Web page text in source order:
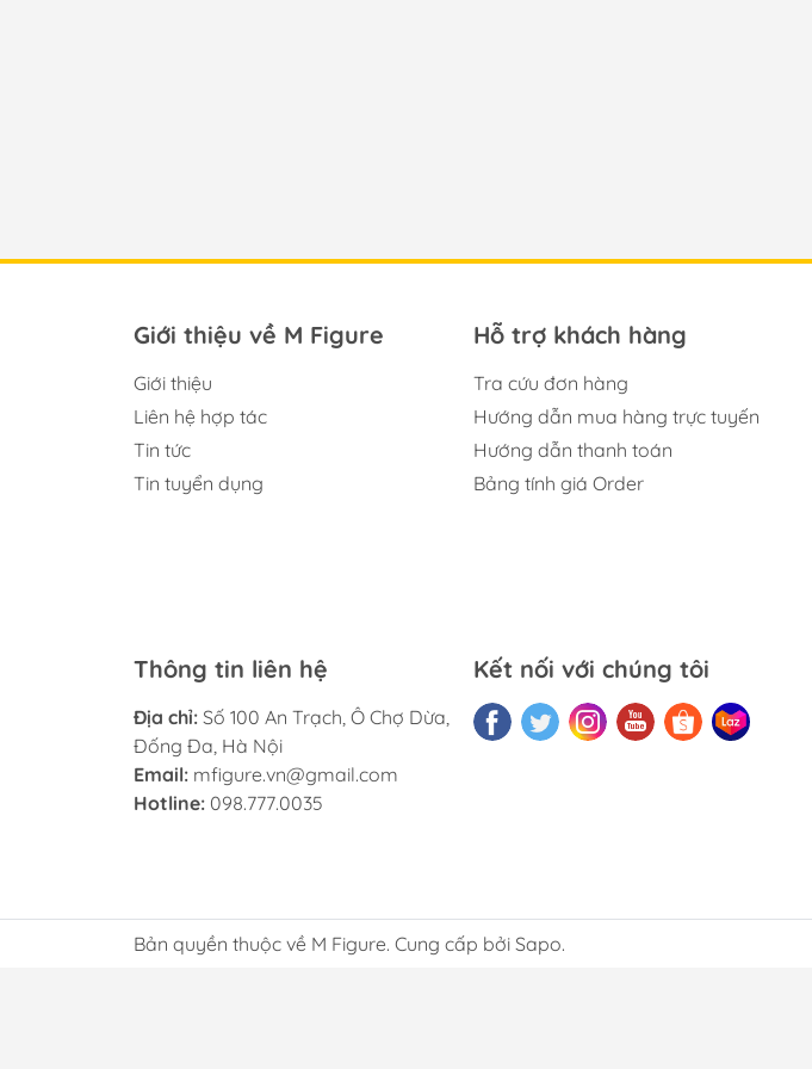
Giới thiệu về M Figure
Giới thiệu
Liên hệ hợp tác
Tin tức
Tin tuyển dụng
Hỗ trợ khách hàng
Tra cứu đơn hàng
Hướng dẫn mua hàng trực tuyến
Hướng dẫn thanh toán
Bảng tính giá Order
Thông tin liên hệ
Địa chỉ: Số 100 An Trạch, Ô Chợ Dừa,
Đống Đa, Hà Nội
Email: mfigure.vn@gmail.com
Hotline: 098.777.0035
Kết nối với chúng tôi
Bản quyền thuộc về M Figure. Cung cấp bởi Sapo.